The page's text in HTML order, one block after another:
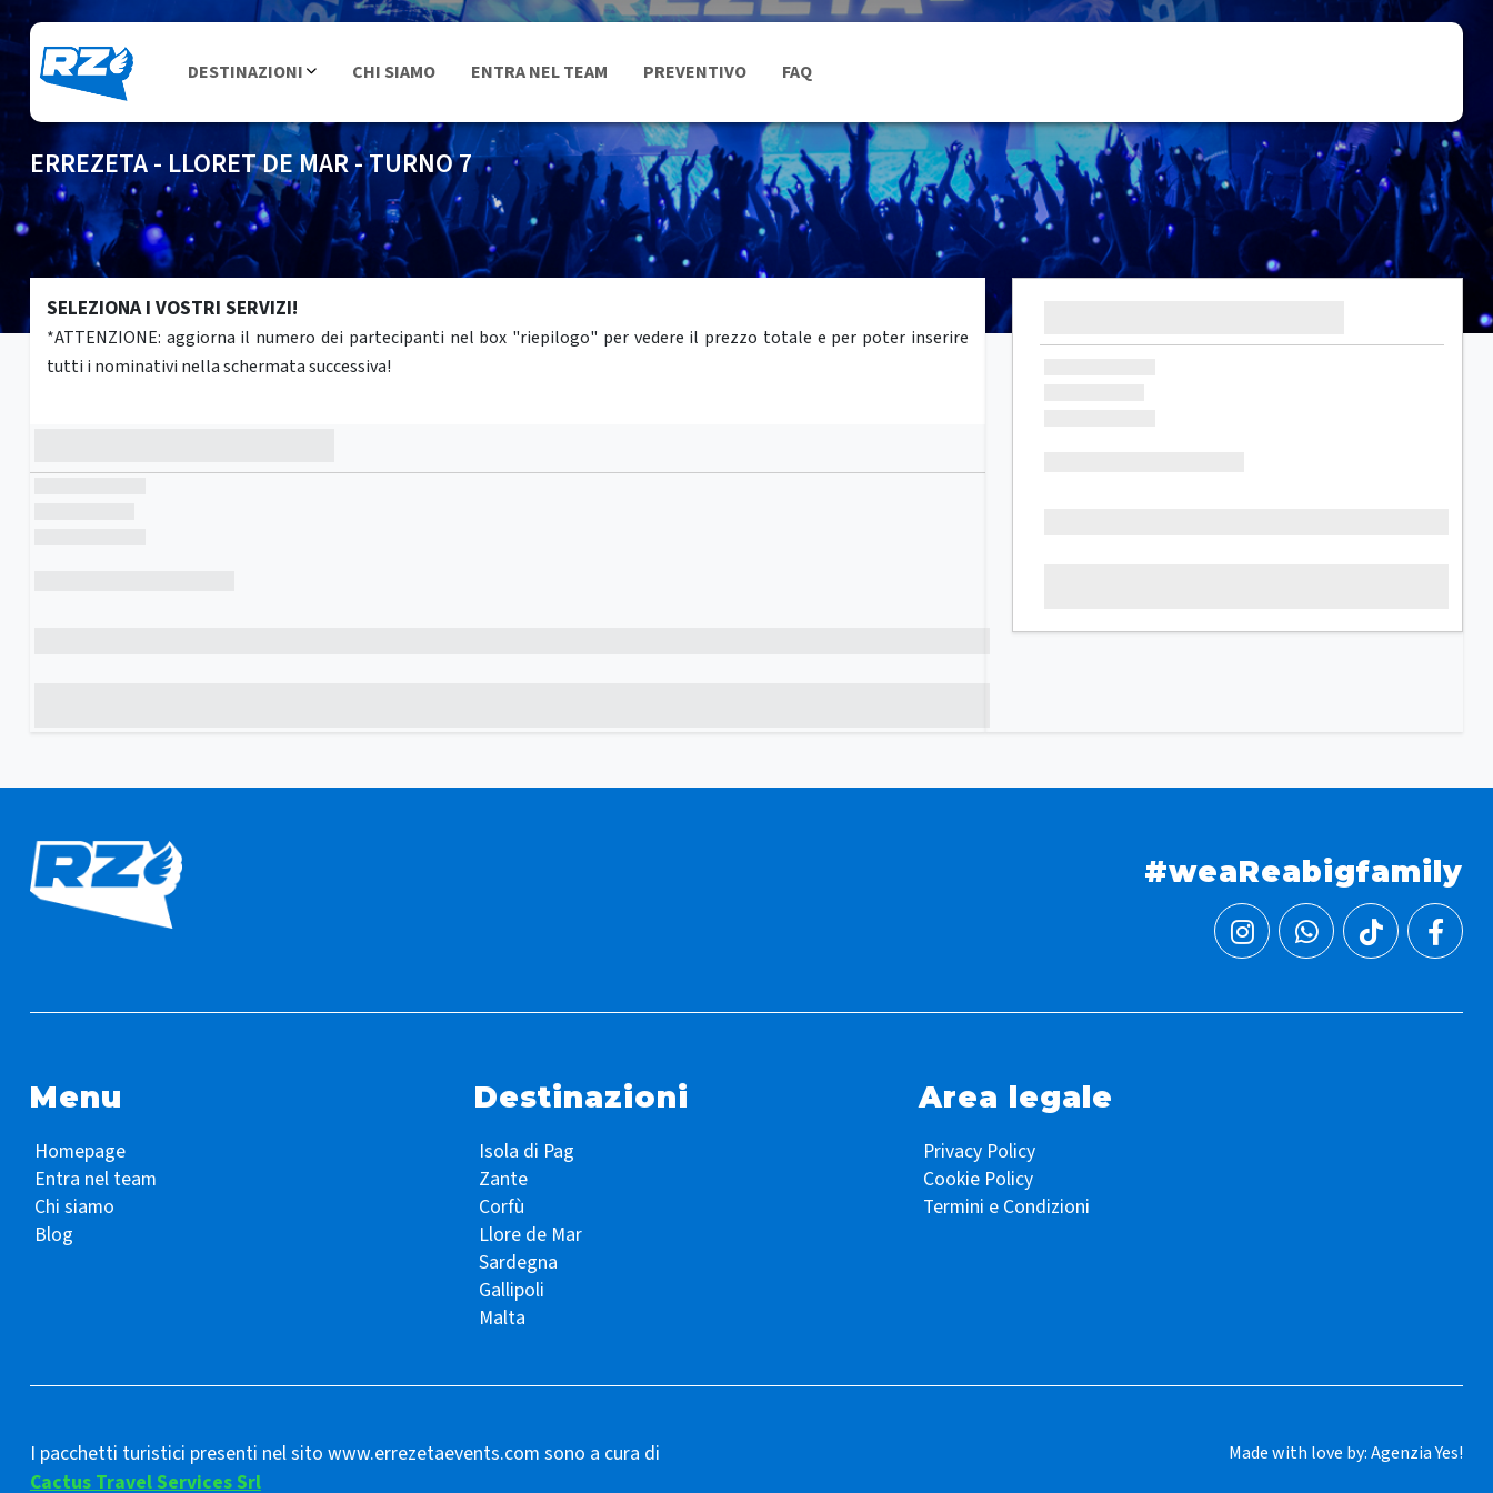
DESTINAZIONI CHI SIAMO ENTRA NEL TEAM PREVENTIVO FAQ
ERREZETA - LLORET DE MAR - TURNO 7
SELEZIONA I VOSTRI SERVIZI!
*ATTENZIONE: aggiorna il numero dei partecipanti nel box "riepilogo" per vedere il prezzo totale e per poter inserire
tutti i nominativi nella schermata successiva!
#weaReabigfamily
Menu
Homepage
Entra nel team
Chi siamo
Blog
Destinazioni
Isola di Pag
Zante
Corfù
Llore de Mar
Sardegna
Gallipoli
Malta
Area legale
Privacy Policy
Cookie Policy
Termini e Condizioni
I pacchetti turistici presenti nel sito www.errezetaevents.com sono a cura di
Cactus Travel Services Srl
Made with love by:Agenzia Yes!